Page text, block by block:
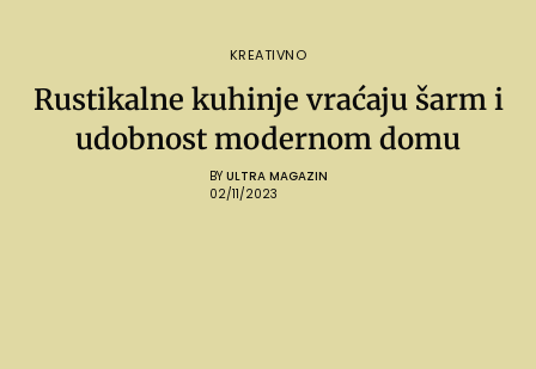
KREATIVNO
Rustikalne kuhinje vraćaju šarm i
udobnost modernom domu
BY ULTRA MAGAZIN
02/11/2023